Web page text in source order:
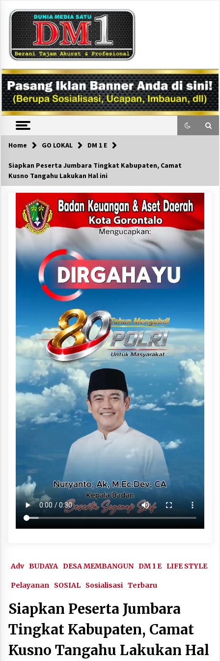
content
DM1
Home GO LOKAL DM 1 E
Siapkan Peserta Jumbara Tingkat Kabupaten, Camat
Kusno Tangahu Lakukan Hal ini
Adv BUDAYA DESA MEMBANGUN DM 1 E LIFE STYLE
Pelayanan SOSIAL Sosialisasi Terbaru
Siapkan Peserta Jumbara
Tingkat Kabupaten, Camat
Kusno Tangahu Lakukan Hal